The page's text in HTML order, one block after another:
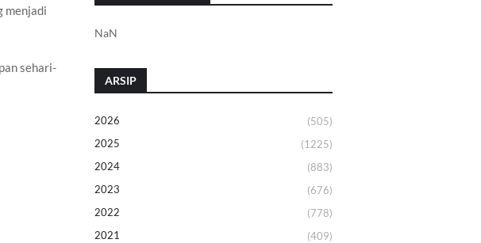
menjadi
sehari-
NaN
ARSIP
2026
(505)
2025
(1225)
2024
(883)
2023
(676)
2022
(778)
2021
(409)